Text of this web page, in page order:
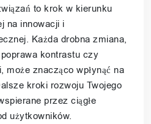
to krok w kierunku
na innowacji i
Każda drobna zmiana,
kontrastu czy
może znacząco wpłynąć na
kroki rozwoju Twojego
przez ciągłe
użytkowników.